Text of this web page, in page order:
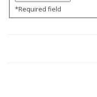
*Required field